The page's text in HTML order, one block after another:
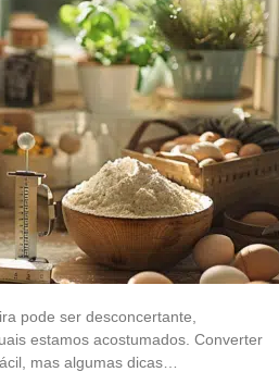
pode ser desconcertante,
estamos acostumados. Converter
mas algumas dicas…